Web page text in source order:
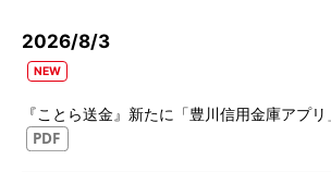
2026/8/3
『ことら送金』新たに「豊川信用金庫アプリ